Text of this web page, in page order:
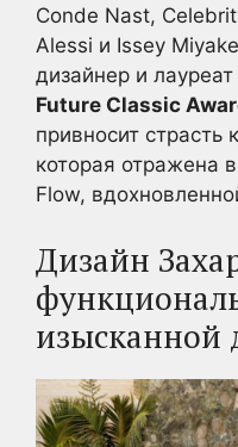
Conde Nast,
Alessi и Issey
дизайнер и
Future Classic
привносит
которая отражена
Flow,
Дизайн
изысканной